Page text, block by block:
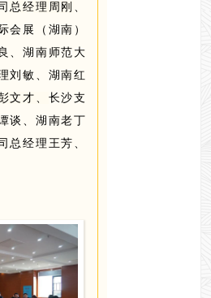
总经理 周刚 、
会展（湖南）
、湖南师范大
刘敏、湖南红
文才、 长沙支
谈、湖南老丁
总经理王芳 、